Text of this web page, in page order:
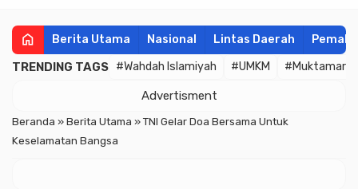
home Berita Utama Nasional Lintas Daerah
TRENDING TAGS #Wahdah Islamiyah #UMKM #Muktamar
Advertisment
Beranda »Berita Utama »TNI Gelar Doa Bersama Untuk
Keselamatan Bangsa